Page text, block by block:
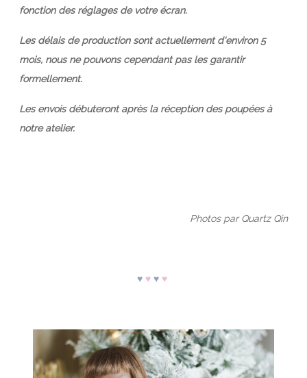
fonction des réglages de votre écran.
Les délais de production sont actuellement d'environ 5
mois, nous ne pouvons cependant pas les garantir
formellement.
Les envois débuteront après la réception des poupées à
notre atelier.
Photos parQuartz Qin
♥ ♥ ♥ ♥